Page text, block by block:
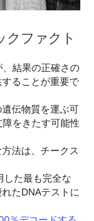
クファクト
結果の正確さの
ることが重要で
伝物質を運ぶ可
をきたす可能性
法は、チークス
した最も完全な
たDNAテストに